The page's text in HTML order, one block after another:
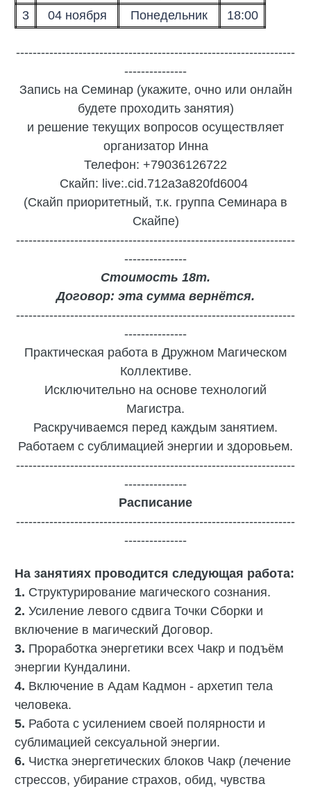
3
04 ноября Понедельник 18:00
-------------------------------------------------------------------
---------------
Запись на Семинар (укажите, очно или онлайн
будете проходить занятия)
и решение текущих вопросов осуществляет
организатор Инна
Телефон: +79036126722
Скайп: live:.cid.712a3a820fd6004
(Скайп приоритетный, т.к. группа Семинара в
Скайпе)
-------------------------------------------------------------------
---------------
Стоимость 18т.
Договор: эта сумма вернётся.
-------------------------------------------------------------------
---------------
Практическая работа в Дружном Магическом
Коллективе.
Исключительно на основе технологий
Магистра.
Раскручиваемся перед каждым занятием.
Работаем с сублимацией энергии и здоровьем.
-------------------------------------------------------------------
---------------
Расписание
-------------------------------------------------------------------
---------------
На занятиях проводится следующая работа:
1. Структурирование магического сознания.
2. Усиление левого сдвига Точки Сборки и
включение в магический Договор.
3. Проработка энергетики всех Чакр и подъём
энергии Кундалини.
4. Включение в Адам Кадмон - архетип тела
человека.
5. Работа с усилением своей полярности и
сублимацией сексуальной энергии.
6. Чистка энергетических блоков Чакр (лечение
стрессов, убирание страхов, обид, чувства